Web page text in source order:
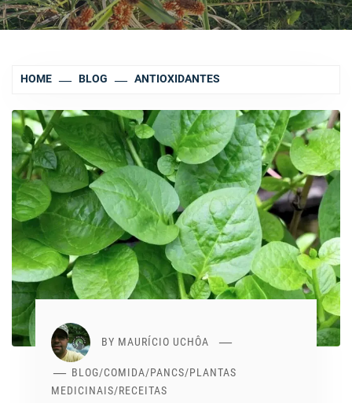
HOME BLOG ANTIOXIDANTES
BY MAURÍCIO UCHÔA
BLOG/COMIDA/PANCS/PLANTAS
MEDICINAIS/RECEITAS